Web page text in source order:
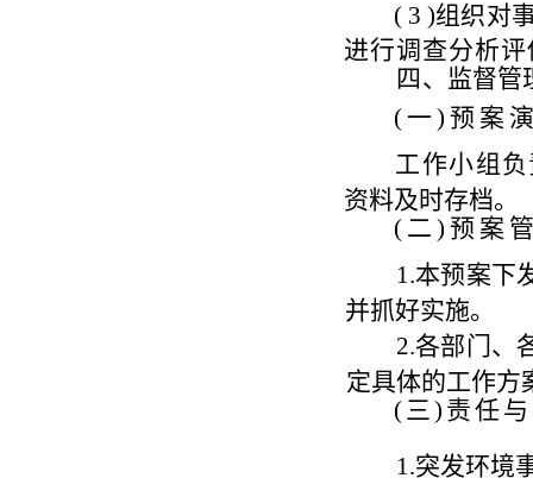
( 3 )组织对
进行调查分析
四、监督管
( 一) 预案
工作小组
资料及时存档。
( 二 ) 预案
1.本预案下
并抓好实施。
2.各部门、
定具体的工作方
(三) 责任
1.突发环境